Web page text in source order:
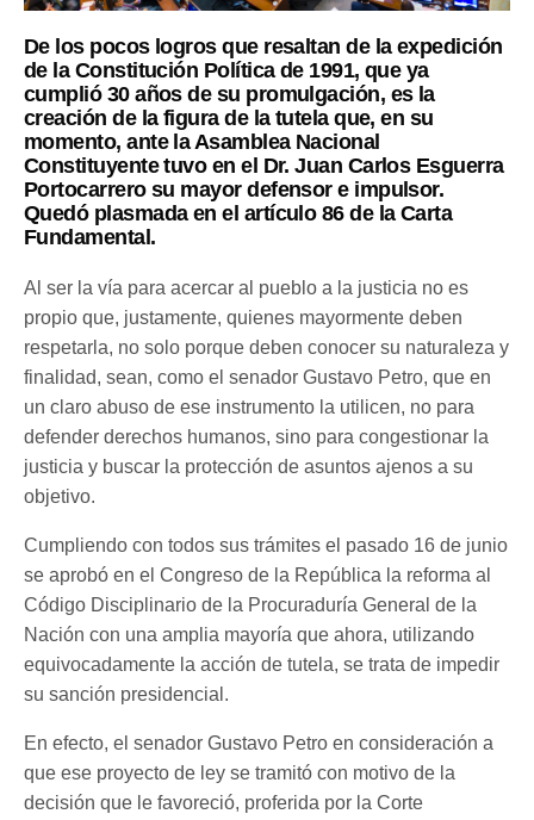
De los pocos logros que resaltan de la expedición
de la Constitución Política de 1991, que ya
cumplió 30 años de su promulgación, es la
creación de la figura de la tutela que, en su
momento, ante la Asamblea Nacional
Constituyente tuvo en el Dr. Juan Carlos Esguerra
Portocarrero su mayor defensor e impulsor.
Quedó plasmada en el artículo 86 de la Carta
Fundamental.
Al ser la vía para acercar al pueblo a la justicia no es
propio que, justamente, quienes mayormente deben
respetarla, no solo porque deben conocer su naturaleza y
finalidad, sean, como el senador Gustavo Petro, que en
un claro abuso de ese instrumento la utilicen, no para
defender derechos humanos, sino para congestionar la
justicia y buscar la protección de asuntos ajenos a su
objetivo.
Cumpliendo con todos sus trámites el pasado 16 de junio
se aprobó en el Congreso de la República la reforma al
Código Disciplinario de la Procuraduría General de la
Nación con una amplia mayoría que ahora, utilizando
equivocadamente la acción de tutela, se trata de impedir
su sanción presidencial.
En efecto, el senador Gustavo Petro en consideración a
que ese proyecto de ley se tramitó con motivo de la
decisión que le favoreció, proferida por la Corte